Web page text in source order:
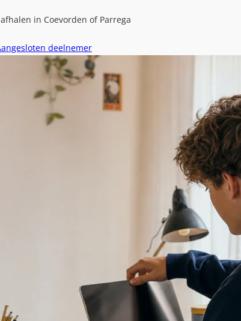
in Coevorden of Parrega
deelnemer